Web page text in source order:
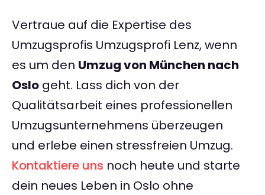
Vertraue auf die Expertise des
Umzugsprofis Umzugsprofi Lenz, wenn
es um den Umzug von München nach
Oslo geht. Lass dich von der
Qualitätsarbeit eines professionellen
Umzugsunternehmens überzeugen
und erlebe einen stressfreien Umzug.
Kontaktiere uns noch heute und starte
dein neues Leben in Oslo ohne